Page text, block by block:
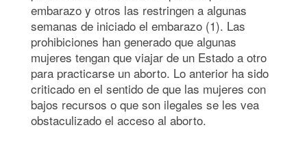
embarazo y otros las restringen a algunas
semanas de iniciado el embarazo (1). Las
prohibiciones han generado que algunas
mujeres tengan que viajar de un Estado a otro
para practicarse un aborto. Lo anterior ha sido
criticado en el sentido de que las mujeres con
bajos recursos o que son ilegales se les vea
obstaculizado el acceso al aborto.